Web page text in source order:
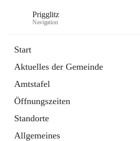
Prigglitz
Navigation
Start
Aktuelles der Gemeinde
Amtstafel
Öffnungszeiten
Standorte
Allgemeines
Externe Webseite
in
Tab
Gemeindezeitung
Ordner
öffnet
in
neuem
Tab